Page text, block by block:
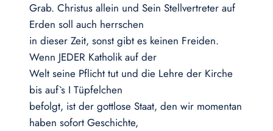
Grab. Christus allein und Sein Stellvertreter auf
Erden soll auch herrschen
in dieser Zeit, sonst gibt es keinen Freiden.
Wenn JEDER Katholik auf der
Welt seine Pflicht tut und die Lehre der Kirche
bis auf`s I Tüpfelchen
befolgt, ist der gottlose Staat, den wir momentan
haben sofort Geschichte,